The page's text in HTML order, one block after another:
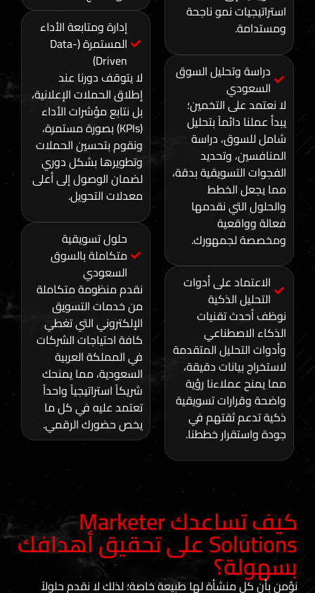
نمو ناجحة
السوق
التخمين؛
بتحليل
دراسة
وتحديد
بدقة،
نقدمها
على أدوات
تقنيات
المتقدمة
دقيقة،
رؤية
تسويقية
ثقتهم في
خططنا.
إدارة ومتابعة الأداء
المستمرة (Data-
Driven)
لا يتوقف دورنا عند
إطلاق الحملات الإعلانية،
بل نتابع مؤشرات الأداء
(KPIs) بصورة مستمرة،
ونقوم بتحسين الحملات
وتطويرها بشكل دوري
لضمان الوصول إلى أعلى
معدلات التحويل.
حلول تسويقية
متكاملة بالسوق
السعودي
نقدم منظومة متكاملة
من خدمات التسويق
الإلكتروني التي تغطي
كافة احتياجات الشركات
في المملكة العربية
السعودية، مما يمنحك
شريكاً استراتيجياً واحداً
تعتمد عليه في كل ما
يخص حضورك الرقمي.
كيف تساعدك Marketer
Solutions على تحقيق أهدافك
لها طبيعة خاصة؛ لذلك لا نقدم حلولاً